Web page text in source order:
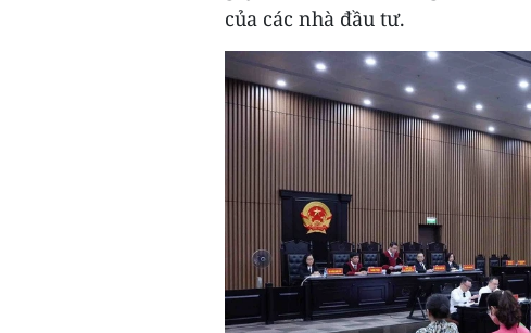
của các nhà đầu tư.